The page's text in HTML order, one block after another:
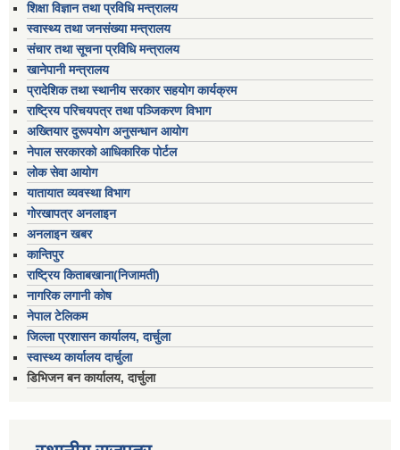
शिक्षा विज्ञान तथा प्रविधि मन्त्रालय
स्वास्थ्य तथा जनसंख्या मन्त्रालय
संचार तथा सूचना प्रविधि मन्त्रालय
खानेपानी मन्त्रालय
प्रादेशिक तथा स्थानीय सरकार सहयोग कार्यक्रम
राष्ट्रिय परिचयपत्र तथा पञ्जिकरण विभाग
अख्तियार दुरूपयोग अनुसन्धान आयोग
नेपाल सरकारको आधिकारिक पोर्टल
लोक सेवा आयोग
यातायात व्यवस्था विभाग
गोरखापत्र अनलाइन
अनलाइन खबर
कान्तिपुर
राष्ट्रिय किताबखाना(निजामती)
नागरिक लगानी कोष
नेपाल टेलिकम
जिल्ला प्रशासन कार्यालय, दार्चुला
स्वास्थ्य कार्यालय दार्चुला
डिभिजन बन कार्यालय, दार्चुला